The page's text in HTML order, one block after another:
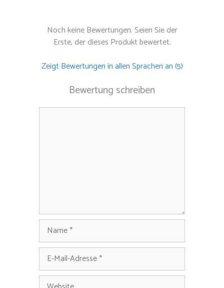
Noch keine Bewertungen. Seien Sie der
Erste, der dieses Produkt bewertet.
Zeigt Bewertungen in allen Sprachen an (5)
Bewertung schreiben
Kommentar
Name
E-
Adresse
Website